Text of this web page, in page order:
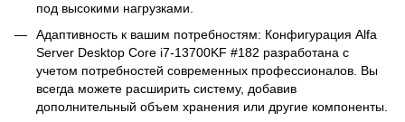
под высокими нагрузками.
Адаптивность к вашим потребностям: Конфигурация Alfa
Server Desktop Core i7-13700KF #182 разработана с
учетом потребностей современных профессионалов. Вы
всегда можете расширить систему, добавив
дополнительный объем хранения или другие компоненты.